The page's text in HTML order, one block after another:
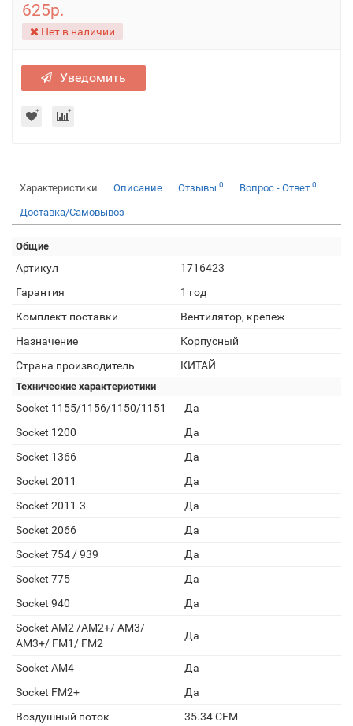
625р.
Нет в наличии
Уведомить
Характеристики Описание Отзывы 0 Вопрос - Ответ 0
Доставка/Самовывоз
Общие
Артикул
1716423
Гарантия
1 год
Комплект поставки
Вентилятор, крепеж
Назначение
Корпусный
Страна производитель
КИТАЙ
Технические характеристики
Socket 1155/1156/1150/1151
Да
Socket 1200
Да
Socket 1366
Да
Socket 2011
Да
Socket 2011-3
Да
Socket 2066
Да
Socket 754 / 939
Да
Socket 775
Да
Socket 940
Да
Socket AM2 /АМ2+/ АМ3/
AM3+/ FM1/ FM2
Да
Socket AM4
Да
Socket FM2+
Да
Воздушный поток
35.34 CFM